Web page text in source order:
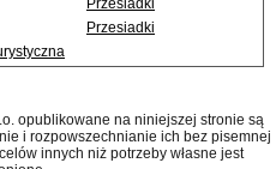
Przesiadki
Przesiadki
opublikowane na niniejszej stronie są
i rozpowszechnianie ich bez pisemnej
innych niż potrzeby własne jest